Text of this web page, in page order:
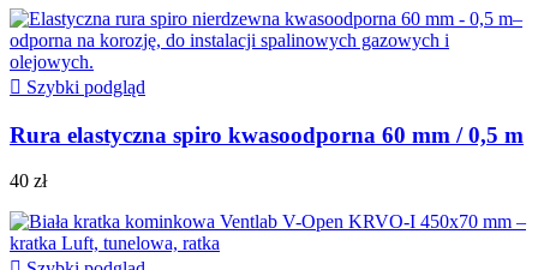
 Szybki podgląd
Rura elastyczna spiro kwasoodporna 60 mm / 0,5 m
40 zł